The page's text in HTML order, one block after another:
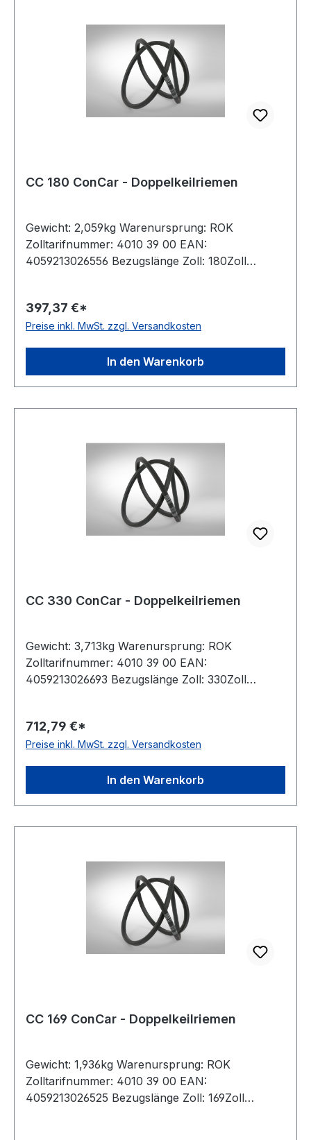
CC 180 ConCar - Doppelkeilriemen
Gewicht: 2,059kg Warenursprung: ROK
Zolltarifnummer: 4010 39 00 EAN:
4059213026556 Bezugslänge Zoll: 180Zoll
ummantelt antistatisch: ja Norm: DIN 7722
Breite: 22mm Höhe: 17mm Material: Neoprene
397,37 €*
Preise inkl. MwSt. zzgl. Versandkosten
In den Warenkorb
CC 330 ConCar - Doppelkeilriemen
Gewicht: 3,713kg Warenursprung: ROK
Zolltarifnummer: 4010 39 00 EAN:
4059213026693 Bezugslänge Zoll: 330Zoll
ummantelt antistatisch: ja Norm: DIN 7722
Breite: 22mm Höhe: 17mm Material: Neoprene
712,79 €*
Preise inkl. MwSt. zzgl. Versandkosten
In den Warenkorb
CC 169 ConCar - Doppelkeilriemen
Gewicht: 1,936kg Warenursprung: ROK
Zolltarifnummer: 4010 39 00 EAN:
4059213026525 Bezugslänge Zoll: 169Zoll